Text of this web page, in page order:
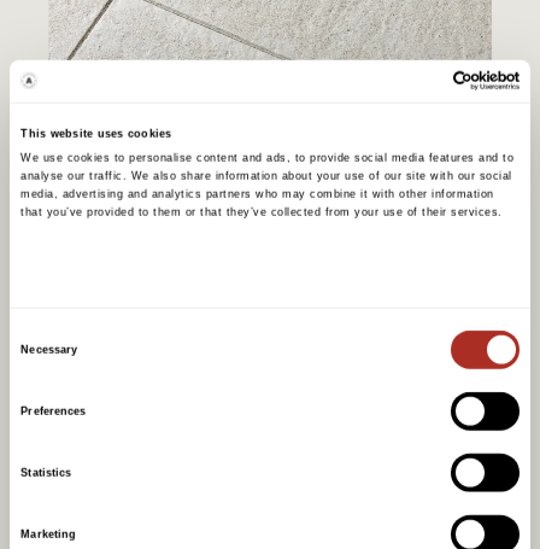
This website uses cookies
We use cookies to personalise content and ads, to provide social media features and to
analyse our traffic. We also share information about your use of our site with our social
media, advertising and analytics partners who may combine it with other information
that you’ve provided to them or that they’ve collected from your use of their services.
Necessary
Preferences
Statistics
Marketing
Helle Kritt